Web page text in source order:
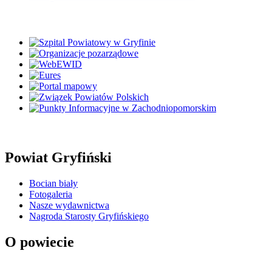
Powiat Gryfiński
Bocian biały
Fotogaleria
Nasze wydawnictwa
Nagroda Starosty Gryfińskiego
O powiecie